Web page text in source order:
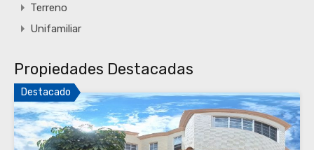
Terreno
Unifamiliar
Propiedades Destacadas
Destacado